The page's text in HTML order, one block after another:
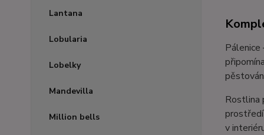
Lantana
Lobularia
Lobelky
Mandevilla
Million bells
Pálenice
Rostlina
v